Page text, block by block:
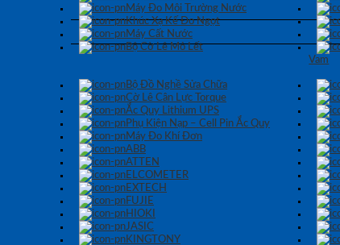
Máy Đo Môi Trường Nước
Khúc Xạ Kế Đo Ngọt
Máy Cất Nước
Bộ Cờ Lê Mỏ Lết
Vam
Bộ Đồ Nghề Sửa Chữa
Cờ Lê Cân Lực Torque
Ắc Quy Lithium UPS
Phụ Kiện Nạp – Cell Pin Ắc Quy
Máy Đo Khí Đơn
ABB
ATTEN
ELCOMETER
EXTECH
FUJIE
HIOKI
JASIC
KINGTONY